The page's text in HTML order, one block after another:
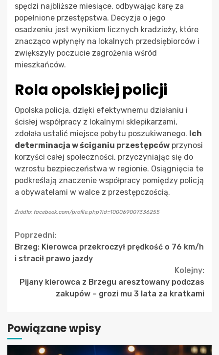
spędzi najbliższe miesiące, odbywając karę za
popełnione przestępstwa. Decyzja o jego
osadzeniu jest wynikiem licznych kradzieży, które
znacząco wpłynęły na lokalnych przedsiębiorców i
zwiększyły poczucie zagrożenia wśród
mieszkańców.
Rola opolskiej policji
Opolska policja, dzięki efektywnemu działaniu i
ścisłej współpracy z lokalnymi sklepikarzami,
zdołała ustalić miejsce pobytu poszukiwanego. Ich
determinacja w ściganiu przestępców przynosi
korzyści całej społeczności, przyczyniając się do
wzrostu bezpieczeństwa w regionie. Osiągnięcia te
podkreślają znaczenie współpracy pomiędzy policją
a obywatelami w walce z przestępczością.
Źródło: facebook.com/profile.php?id=100069007336255
Continue
Reading
Poprzedni:
Brzeg: Kierowca przekroczył prędkość o 76 km/h
i stracił prawo jazdy
Kolejny:
Pijany kierowca z Brzegu aresztowany podczas
zakupów – grozi mu 3 lata za kratkami
Powiązane wpisy